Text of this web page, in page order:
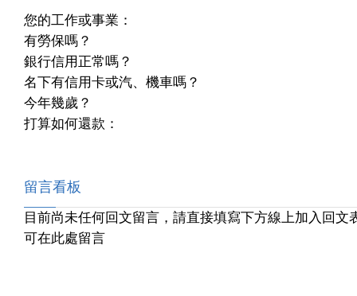
您的工作或事業：
有勞保嗎？
銀行信用正常嗎？
名下有信用卡或汽、機車嗎？
今年幾歲？
打算如何還款：
留言看板
目前尚未任何回文留言，請直接填寫下方線上加入回文
可在此處留言